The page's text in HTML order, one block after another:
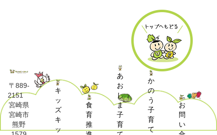
〒889-
2151
宮崎県
宮崎市
熊野
キ
ッ
ズ
キ
ッ
食
育
推
あ
お
し
ま
子
育
か
の
う
子
育
て
お
問
い